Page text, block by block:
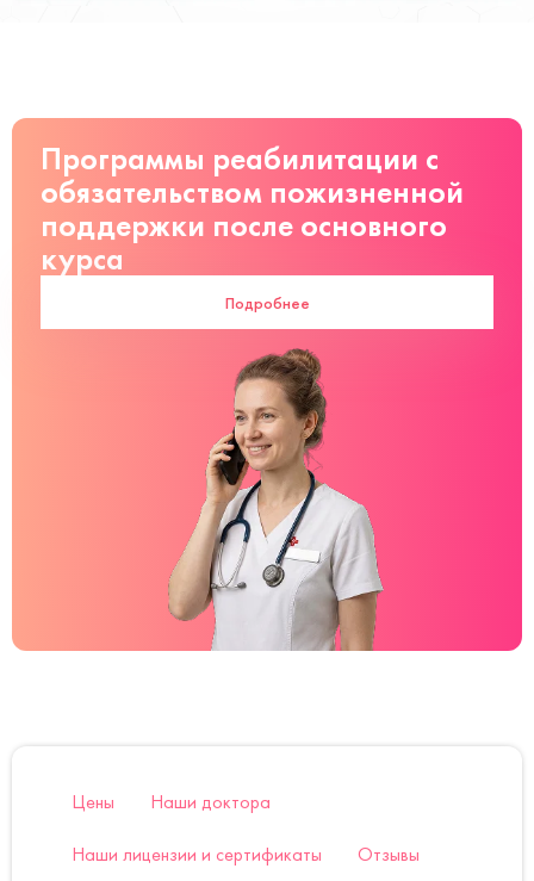
Программы реабилитации с
обязательством пожизненной
поддержки после основного
курса
Подробнее
Цены Наши доктора
Наши лицензии и сертификаты Отзывы